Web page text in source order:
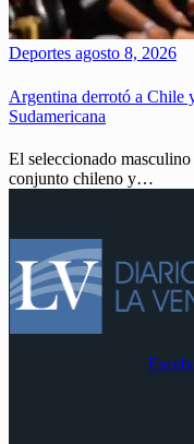
Deportes agosto 8, 2026
Argentina derrotó a Chile
Sudamericana
El seleccionado
conjunto chileno y…